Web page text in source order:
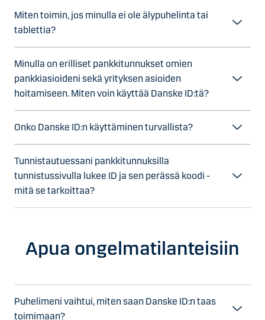
Miten toimin, jos minulla ei ole älypuhelinta tai
tablettia?
Minulla on erilliset pankkitunnukset omien
pankkiasioideni sekä yrityksen asioiden
hoitamiseen. Miten voin käyttää Danske ID:tä?
Onko Danske ID:n käyttäminen turvallista?
Tunnistautuessani pankkitunnuksilla
tunnistussivulla lukee ID ja sen perässä koodi -
mitä se tarkoittaa?
Apua ongelmatilanteisiin
Puhelimeni vaihtui, miten saan Danske ID:n taas
toimimaan?